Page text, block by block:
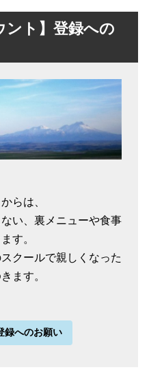
ント】登録への
らは、
い、裏メニューや食事
す。
クールで親しくなった
ます。
録へのお願い